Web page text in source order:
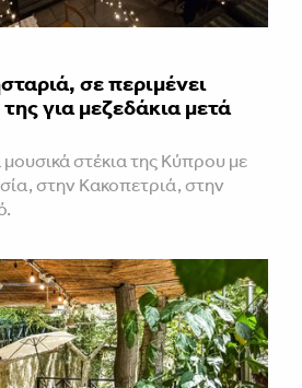
σε περιμένει
για μεζεδάκια μετά
στέκια της Κύπρου με
στην Κακοπετριά, στην